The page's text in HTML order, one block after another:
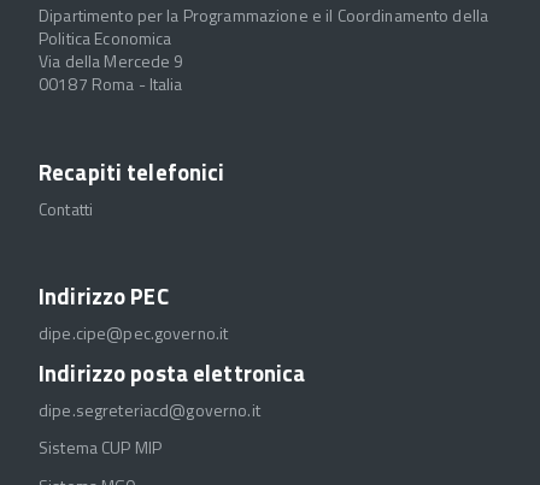
Dipartimento per la Programmazione e il Coordinamento della
Politica Economica
Via della Mercede 9
00187 Roma - Italia
Recapiti telefonici
Contatti
Indirizzo PEC
dipe.cipe@pec.governo.it
Indirizzo posta elettronica
dipe.segreteriacd@governo.it
Sistema CUP MIP